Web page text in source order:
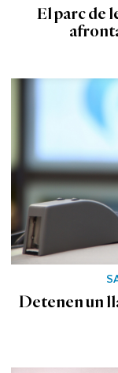
El parc de
Detenen un